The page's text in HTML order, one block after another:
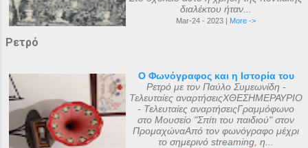
διαλέκτου ήταν...
Mar-24 - 2023 | More ->
Ρετρό
Ο Φωνόγραφος και η Ιστορία του
Ρετρό με τον Παύλο Συμεωνίδη -
Τελευταίες αναρτήσειςΧΘΕΣΗΜΕΡΑΥΡΙΟ
- Τελευταίες αναρτήσειςΓραμμόφωνο
στο Μουσείο "Σπίτι του παιδιού" στον
ΠρομαχώναΑπό τον φωνόγραφο μέχρι
το σημερινό streaming, η...